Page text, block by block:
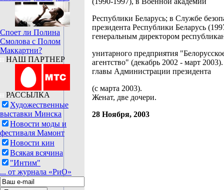
Споет ли Полина
Смолова с Полом
Маккартни?
НАШ ПАРТНЕР
РАССЫЛКА
Художественные
выставки Минска
Новости моды и
фестиваля Мамонт
Новости кин
Всякая всячина
"Интим"
... от журнала «РиО»
Республики Беларусь; в Службе
президента Республики Беларусь
генеральным директором
унитарного предприятия
агентство" (декабрь 2002 - март
главы Администрации президента
(с марта 2003).
Женат, две дочери.
28 Ноября, 2003